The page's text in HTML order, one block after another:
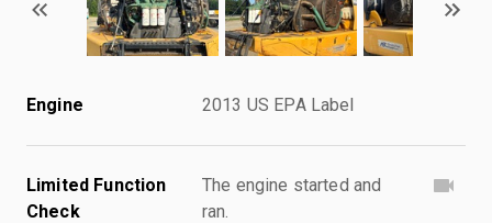
Engine 2013 US EPA Label
Limited Function
Check
The engine started and
ran.